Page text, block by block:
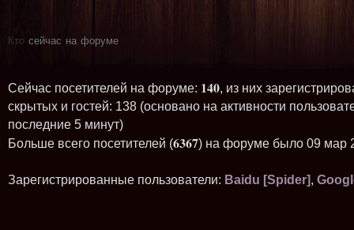
Кто сейчас на форуме
Сейчас посетителей на форуме: 140, из них
скрытых и гостей: 138 (основано на активности
последние 5 минут)
Больше всего посетителей (6367) на форуме было 09 мар
Зарегистрированные пользователи: Baidu [Spider],